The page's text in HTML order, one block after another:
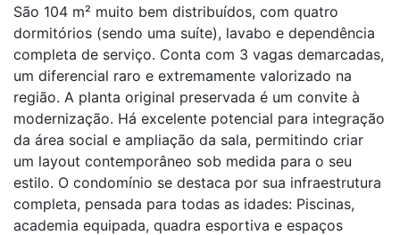
São 104 m² muito bem distribuídos, com quatro
dormitórios (sendo uma suíte), lavabo e dependência
completa de serviço. Conta com 3 vagas demarcadas,
um diferencial raro e extremamente valorizado na
região. A planta original preservada é um convite à
modernização. Há excelente potencial para integração
da área social e ampliação da sala, permitindo criar
um layout contemporâneo sob medida para o seu
estilo. O condomínio se destaca por sua infraestrutura
completa, pensada para todas as idades: Piscinas,
academia equipada, quadra esportiva e espaços